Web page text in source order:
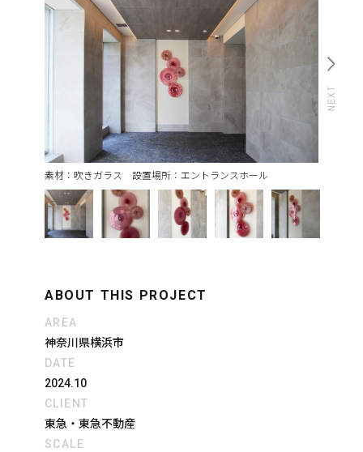
素材：吹きガラス 設置場所：エントランスホール
ABOUT THIS PROJECT
AREA
神奈川県横浜市
DATE
2024.10
CLIENT
東急・東急不動産
SCALE